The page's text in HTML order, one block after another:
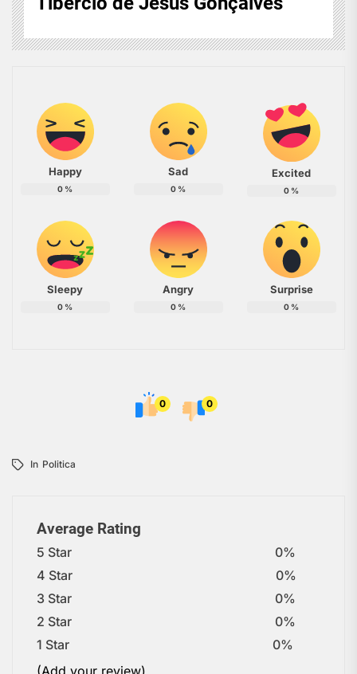
Happy
0 %
Sad
0 %
Excited
0 %
Sleepy
0 %
Angry
0 %
Surprise
0 %
0 0
In Politica
Average Rating
5 Star
0%
4 Star
0%
3 Star
0%
2 Star
0%
1 Star
0%